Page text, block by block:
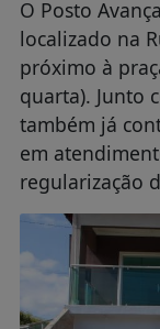
O Posto
localizado na
próximo à
quarta). Junto
também já
em
regularização